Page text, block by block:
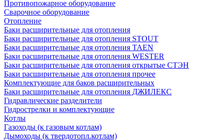
Противопожарное оборудование
Сварочное оборудование
Отопление
Баки расширительные для отопления
Баки расширительные для отопления STOUT
Баки расширительные для отопления TAEN
Баки расширительные для отопления WESTER
Баки расширительные для отопления открытые СТЭН
Баки расширительные для отопления прочее
Комплектующие для баков расширительных
Баки расширительные для отопления ДЖИЛЕКС
Гидравлические разделители
Гидрострелки и комплектующие
Котлы
Газоходы (к газовым котлам)
Дымоходы (к твердотопл.котлам)